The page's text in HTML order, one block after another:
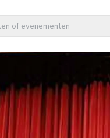
of evenementen